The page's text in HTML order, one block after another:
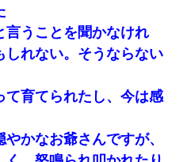
言うことを聞かなけれ
しれない。そうならない
て育てられたし、今は感
かなお爺さんですが、